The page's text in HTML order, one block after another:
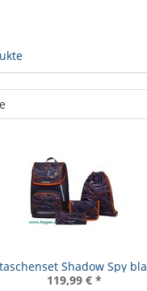
Shadow Spy
119,99 € *